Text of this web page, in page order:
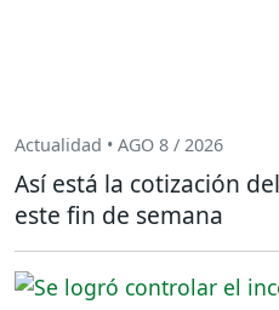
Actualidad • AGO 8 / 2026
Así está la cotización
este fin de semana